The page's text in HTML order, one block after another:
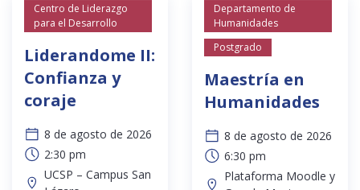
Centro de Liderazgo
para el Desarrollo
Liderandome II:
Confianza y
coraje
8 de agosto de 2026
2:30 pm
UCSP – Campus San
Departamento de
Humanidades
Postgrado
Maestría en
Humanidades
8 de agosto de 2026
6:30 pm
Plataforma Moodle y